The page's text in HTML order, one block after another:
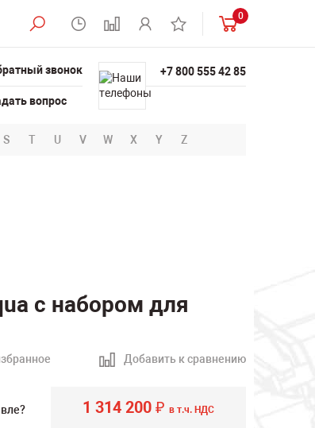
0
звонок
вопрос
+7 800 555 42 85
S T U V W X Y Z
с набором для
Добавить к сравнению
1 314 200 ₽ в т.ч. НДС